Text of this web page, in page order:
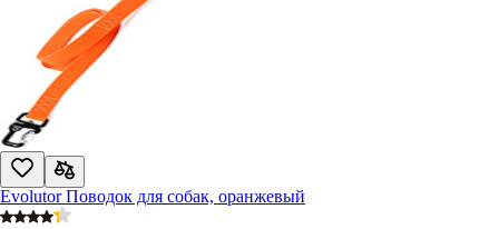
Evolutor Поводок для собак, оранжевый